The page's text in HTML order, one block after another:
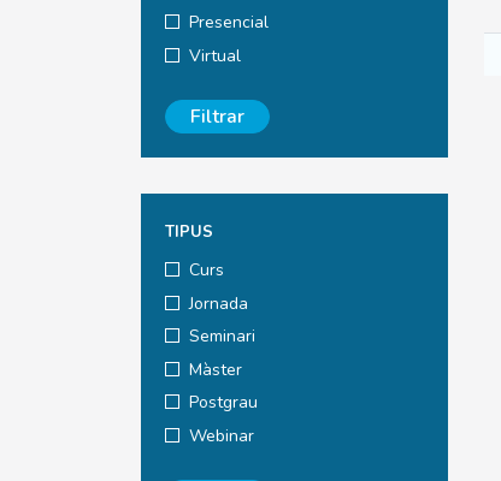
Presencial
Virtual
Filtrar
TIPUS
Curs
Jornada
Seminari
Màster
Postgrau
Webinar